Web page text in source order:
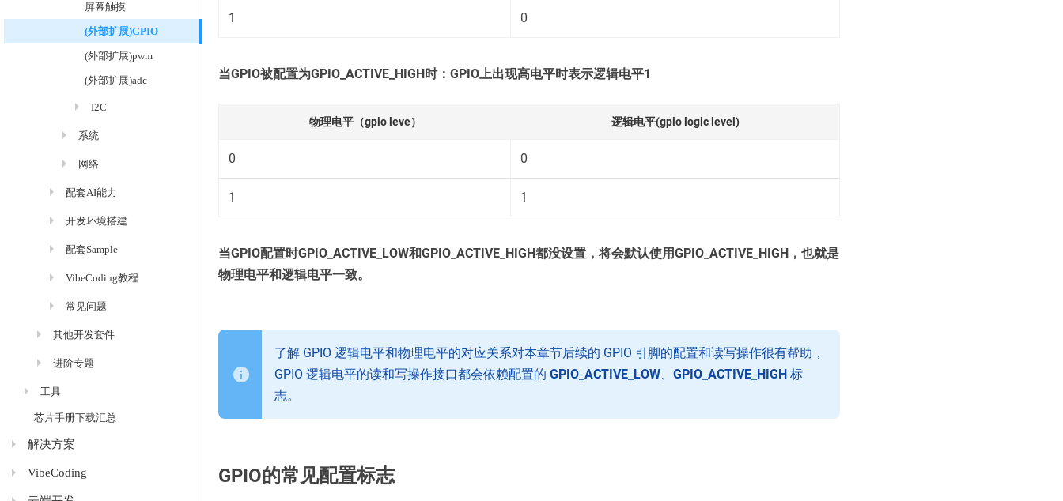
屏幕触摸
(外部扩展)GPIO
(外部扩展)pwm
(外部扩展)adc
I2C
系统
网络
配套AI能力
开发环境搭建
配套Sample
VibeCoding教程
常见问题
其他开发套件
进阶专题
工具
芯片手册下载汇总
解决方案
VibeCoding
1 0
当GPIO被配置为GPIO_ACTIVE_HIGH时：GPIO上出现高电平时表示逻辑电平1
物理电平（gpio leve） 逻辑电平(gpio logic level)
0 0
1 1
当GPIO配置时GPIO_ACTIVE_LOW和GPIO_ACTIVE_HIGH都没设置，将会默认使用GPIO_ACTIVE_HIGH，也就是
物理电平和逻辑电平一致。
了解 GPIO 逻辑电平和物理电平的对应关系对本章节后续的 GPIO 引脚的配置和读写操作很有帮助，
GPIO 逻辑电平的读和写操作接口都会依赖配置的 GPIO_ACTIVE_LOW、 GPIO_ACTIVE_HIGH 标
志。
GPIO的常见配置标志